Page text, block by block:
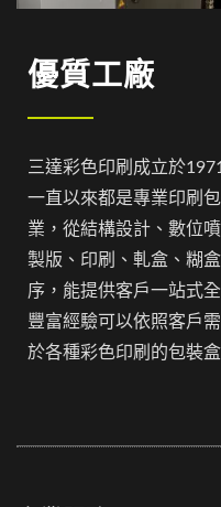
優質工廠
三達彩色印刷成立於
一直以來都是專業印刷
業，從結構設計、數位
製版、印刷、軋盒、糊
序，能提供客戶一站式
豐富經驗可以依照客戶
於各種彩色印刷的包裝盒